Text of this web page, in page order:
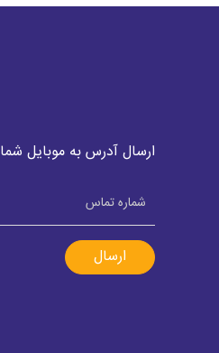
ارسال آدرس به موبایل شما
ارسال